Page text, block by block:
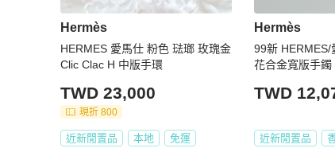
Hermès
HERMES 愛馬仕 粉色 琺瑯 玫瑰金
Clic Clac H 中版手環
TWD 23,000
現折 800
近新閒置品 本地 免運
Hermès
99新 HERMES/
花合金寬版手鐲
TWD
近新閒置品